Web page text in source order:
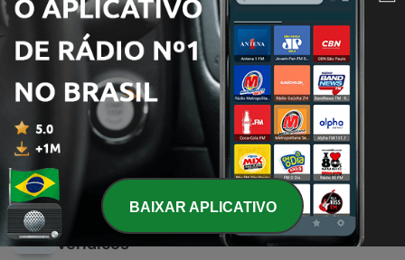
[INÉDIT] L’affaire Moitoiret — Comment juger la
psychose ? • 3/3
Cet épisode de Crime Histoire Vraie retrace l'enquête de la cellule spéciale sur le parcours criminel de Stéphane Moitoiret et Noëlla Ego. À travers une analyse des vingt années d'errance du couple à travers la France, le récit explore les limites entre délinquance et pathologie mentale, en s'appuyant sur l'article 122-1 du Code pénal concernant l'irresponsabilité pénale pour trouble psychique. L'enquête examine les liens possibles entre le meurtre de Valentin à Lagneux et d'autres événements, comme une tentative de kidnapping à Latillé. Le podcast détaille les débats psychiatriques complexes, les procès aux Assises et la tension entre la nécessité de justice pour les victimes et la prise en charge médicale des auteurs atteints de schizophrénie paranoïde et de paraphrénie.
Mostrar mais episódios
Mais podcasts de Crimes
verídicos
Ver todos
BAIXAR APLICATIVO